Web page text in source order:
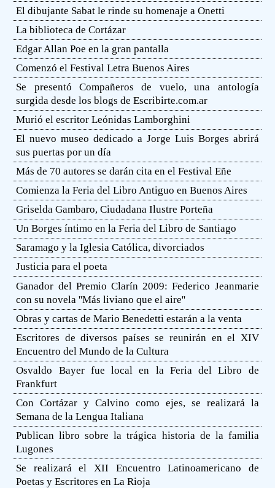
El dibujante Sabat le rinde su homenaje a Onetti
La biblioteca de Cortázar
Edgar Allan Poe en la gran pantalla
Comenzó el Festival Letra Buenos Aires
Se presentó Compañeros de vuelo, una antología
surgida desde los blogs de Escribirte.com.ar
Murió el escritor Leónidas Lamborghini
El nuevo museo dedicado a Jorge Luis Borges abrirá
sus puertas por un día
Más de 70 autores se darán cita en el Festival Eñe
Comienza la Feria del Libro Antiguo en Buenos Aires
Griselda Gambaro, Ciudadana Ilustre Porteña
Un Borges íntimo en la Feria del Libro de Santiago
Saramago y la Iglesia Católica, divorciados
Justicia para el poeta
Ganador del Premio Clarín 2009: Federico Jeanmarie
con su novela ''Más liviano que el aire''
Obras y cartas de Mario Benedetti estarán a la venta
Escritores de diversos países se reunirán en el XIV
Encuentro del Mundo de la Cultura
Osvaldo Bayer fue local en la Feria del Libro de
Frankfurt
Con Cortázar y Calvino como ejes, se realizará la
Semana de la Lengua Italiana
Publican libro sobre la trágica historia de la familia
Lugones
Se realizará el XII Encuentro Latinoamericano de
Poetas y Escritores en La Rioja